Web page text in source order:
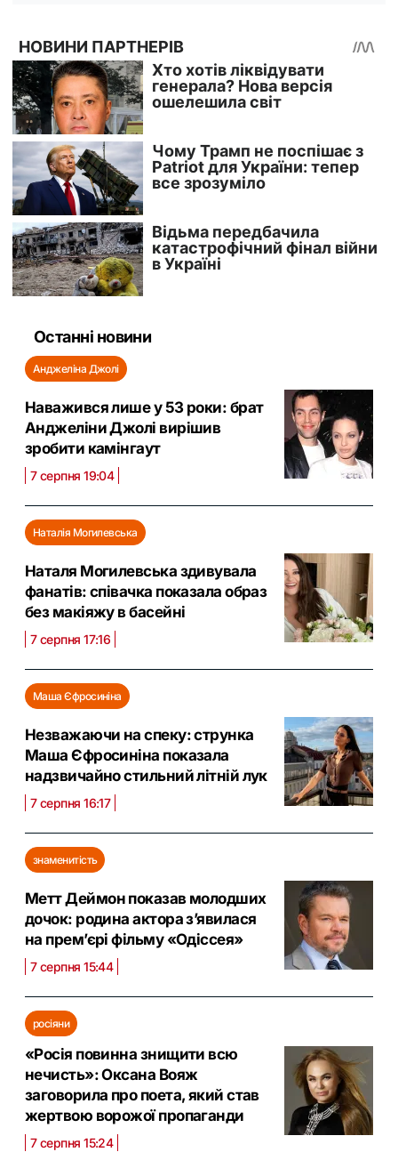
Останні новини
Анджеліна Джолі
Наважився лише у 53 роки: брат
Анджеліни Джолі вирішив
зробити камінгаут
7 серпня 19:04
Наталія Могилевська
Наталя Могилевська здивувала
фанатів: співачка показала образ
без макіяжу в басейні
7 серпня 17:16
Маша Єфросиніна
Незважаючи на спеку: струнка
Маша Єфросиніна показала
надзвичайно стильний літній лук
7 серпня 16:17
знаменитість
Метт Деймон показав молодших
дочок: родина актора з’явилася
на прем’єрі фільму «Одіссея»
7 серпня 15:44
росіяни
«Росія повинна знищити всю
нечисть»: Оксана Вояж
заговорила про поета, який став
жертвою ворожої пропаганди
7 серпня 15:24